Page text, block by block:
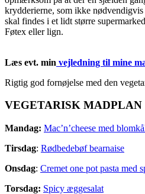
krydderierne, som ikke
skal findes i et lidt større
Føtex eller lign.
Læs evt. min vejledning til mine
Rigtig god fornøjelse med den
VEGETARISK MADPLAN
Mandag: Mac’n’cheese med
Tirsdag: Rødbedebøf bearnaise
Onsdag: Cremet one pot pasta med
Torsdag: Spicy æggesalat